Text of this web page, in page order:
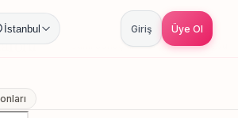
İstanbul Giriş Üye Ol
Kadın Kuaförü
Canlı sonuçlar Online randevu